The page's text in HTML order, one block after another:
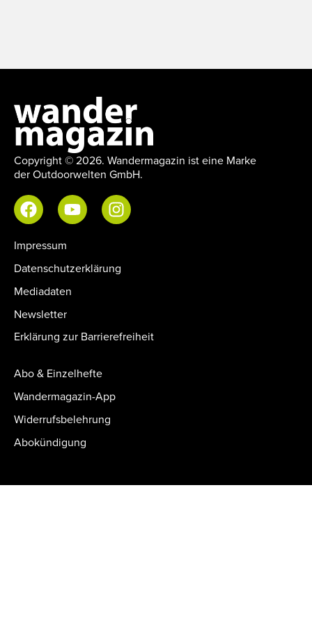
Copyright © 2026. Wandermagazin ist eine Marke
der Outdoorwelten GmbH.
Impressum
Datenschutzerklärung
Mediadaten
Newsletter
Erklärung zur Barrierefreiheit
Abo & Einzelhefte
Wandermagazin-App
Widerrufsbelehrung
Abokündigung